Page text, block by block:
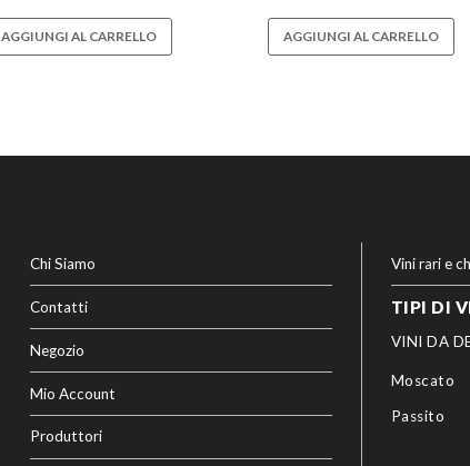
AGGIUNGI AL CARRELLO AGGIUNGI AL CARRELLO
Chi Siamo
Contatti
Negozio
Mio Account
Produttori
Vini rari e
TIPI DI
VINI DA
Moscato
Passito